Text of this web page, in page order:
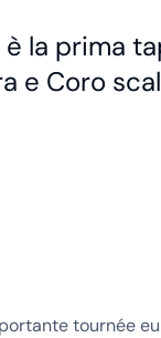
la prima
e Coro
tournée